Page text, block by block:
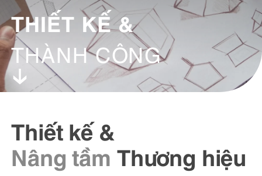
THIẾT KẾ&
THÀNH CÔNG
Thiết kế &
Nâng tầm Thương hiệu